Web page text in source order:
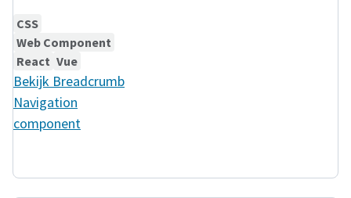
CSS
Web Component
React Vue
Bekijk Breadcrumb
Navigation
component